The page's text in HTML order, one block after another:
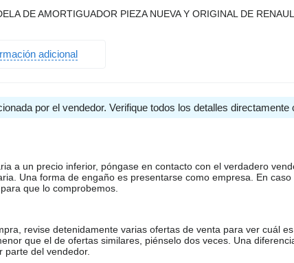
DE AMORTIGUADOR PIEZA NUEVA Y ORIGINAL DE
adicional
por el vendedor. Verifique todos los detalles directamente
a un precio inferior, póngase en contacto con el verdadero
Una forma de engaño es presentarse como empresa. En
que lo comprobemos.
revise detenidamente varias ofertas de venta para ver cuál
que el de ofertas similares, piénselo dos veces. Una
parte del vendedor.